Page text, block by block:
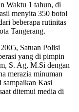
Waktu 1 tahun, di
menyita 350 botol
beberapa rutinitas
Tangerang.
Satuan Polisi
yang di pimpin
S. Ag, M.Si dengan
merazia minuman
sampaikan Kasi
ditemui media di